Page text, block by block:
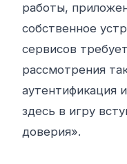
работы,
собственное
сервисов
рассмотрения
аутентификация
здесь в игру
доверия».